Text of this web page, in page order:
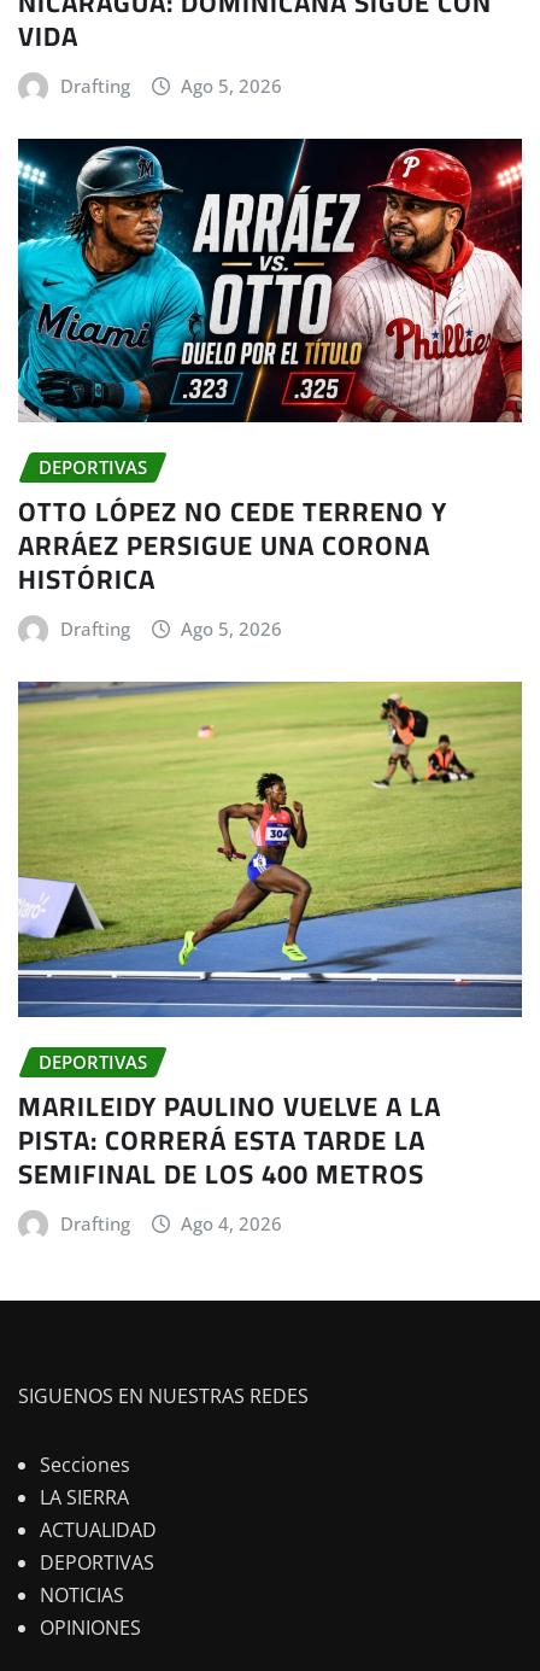
VIDA
Drafting Ago 5, 2026
DEPORTIVAS
OTTO LÓPEZ NO CEDE TERRENO Y
ARRÁEZ PERSIGUE UNA CORONA
HISTÓRICA
Drafting Ago 5, 2026
DEPORTIVAS
MARILEIDY PAULINO VUELVE A LA
PISTA: CORRERÁ ESTA TARDE LA
SEMIFINAL DE LOS 400 METROS
Drafting Ago 4, 2026
SIGUENOS EN NUESTRAS REDES
Secciones
LA SIERRA
ACTUALIDAD
DEPORTIVAS
NOTICIAS
OPINIONES